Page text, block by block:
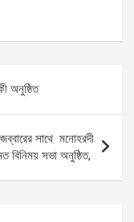
অনুষ্ঠিত
সাথে মনোহরদী
বিনিময় সভা অনুষ্ঠিত,